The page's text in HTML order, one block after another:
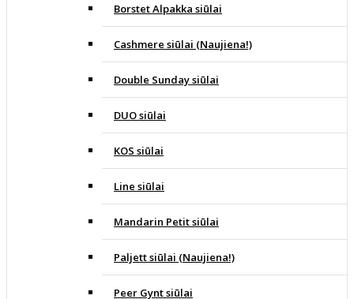
Borstet Alpakka siūlai
Cashmere siūlai (Naujiena!)
Double Sunday siūlai
DUO siūlai
KOS siūlai
Line siūlai
Mandarin Petit siūlai
Paljett siūlai (Naujiena!)
Peer Gynt siūlai